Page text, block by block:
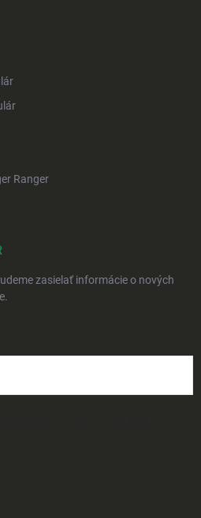
Ranger
zasielať informácie o nových